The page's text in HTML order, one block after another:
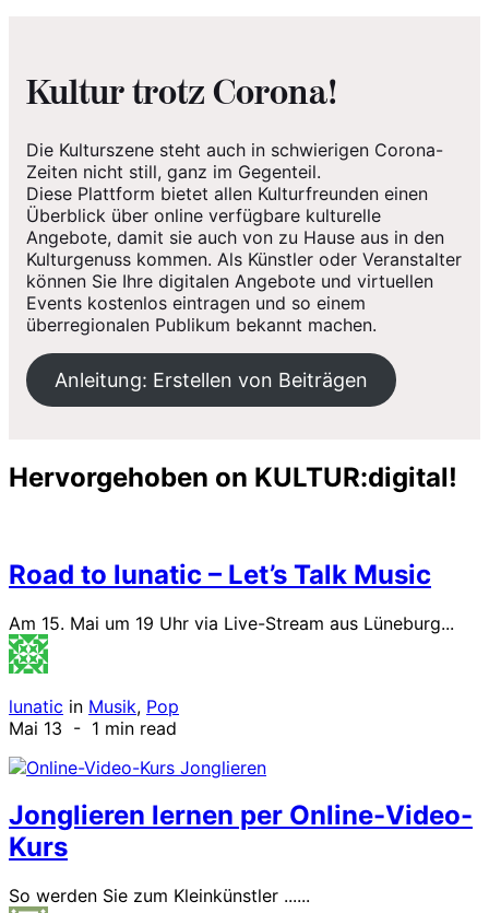
Kultur trotz Corona!
Die Kulturszene steht auch in schwierigen Corona-
Zeiten nicht still, ganz im Gegenteil.
Diese Plattform bietet allen Kulturfreunden einen
Überblick über online verfügbare kulturelle
Angebote, damit sie auch von zu Hause aus in den
Kulturgenuss kommen. Als Künstler oder Veranstalter
können Sie Ihre digitalen Angebote und virtuellen
Events kostenlos eintragen und so einem
überregionalen Publikum bekannt machen.
Anleitung: Erstellen von Beiträgen
Hervorgehoben on KULTUR:digital!
Road to lunatic – Let’s Talk Music
Am 15. Mai um 19 Uhr via Live-Stream aus Lüneburg...
lunatic in Musik, Pop
Mai 13 - 1 min read
Jonglieren lernen per Online-Video-
Kurs
So werden Sie zum Kleinkünstler ......